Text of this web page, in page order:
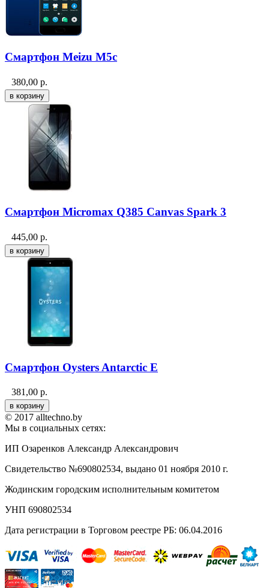
Смартфон Meizu M5c
380,00 р.
Смартфон Micromax Q385 Canvas Spark 3
445,00 р.
Смартфон Oysters Antarctic E
381,00 р.
© 2017 alltechno.by
Мы в социальных сетях:
ИП Озаренков Александр Александрович
Свидетельство №690802534, выдано 01 ноября 2010 г.
Жодинским городским исполнительным комитетом
УНП 690802534
Дата регистрации в Торговом реестре РБ: 06.04.2016